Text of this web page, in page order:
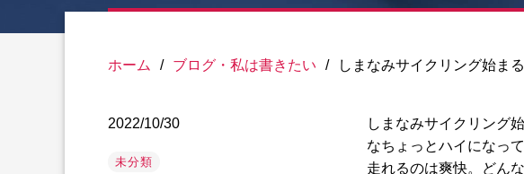
ホーム / ブログ・私は書きたい / しまなみサイクリング始まる
2022/10/30
未分類
しまなみサイクリング
なちょっとハイになっ
走れるのは爽快。どん